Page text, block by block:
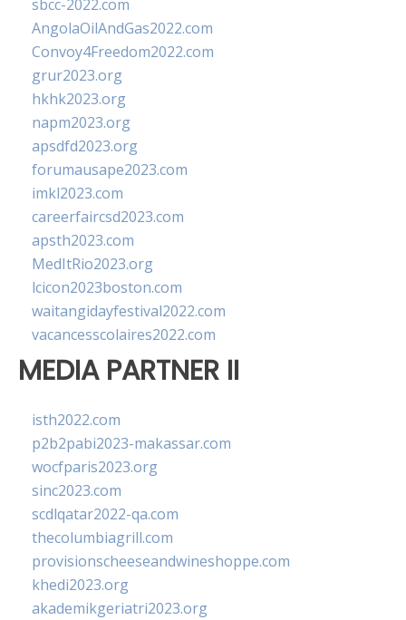
sbcc-2022.com
AngolaOilAndGas2022.com
Convoy4Freedom2022.com
grur2023.org
hkhk2023.org
napm2023.org
apsdfd2023.org
forumausape2023.com
imkl2023.com
careerfaircsd2023.com
apsth2023.com
MedItRio2023.org
lcicon2023boston.com
waitangidayfestival2022.com
vacancesscolaires2022.com
MEDIA PARTNER II
isth2022.com
p2b2pabi2023-makassar.com
wocfparis2023.org
sinc2023.com
scdlqatar2022-qa.com
thecolumbiagrill.com
provisionscheeseandwineshoppe.com
khedi2023.org
akademikgeriatri2023.org